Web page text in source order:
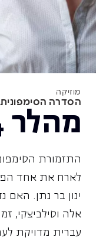
מוזיקה
הסדרה הסימפונית
מהלר 4
התזמורת
לארח את אחד
ינון בר נתן.
אלה וסילביצקי,
עברית מדויקת